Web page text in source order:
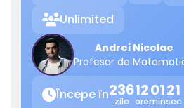
Unlimited
Andrei Nicolae
Profesor de
Începe în236
zile
12
ore
01
min
21
sec